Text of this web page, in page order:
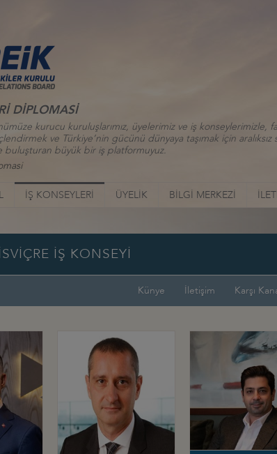
DİPLOMASİ
kurucu kuruluşlarımız, üyelerimiz ve iş konseylerimizle,
ve Türkiye’nin gücünü dünyaya taşımak için
buluşturan büyük bir iş platformuyuz.
İŞ KONSEYLERİ ÜYELİK BİLGİ MERKEZİ
İŞ KONSEYİ
Künye İletişim Karşı